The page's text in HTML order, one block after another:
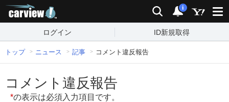
検索 通知
i
ログイン ID新規取得
トップ ニュース 記事 コメント違反報告
コメント違反報告
*の表示は必須入力項目です。